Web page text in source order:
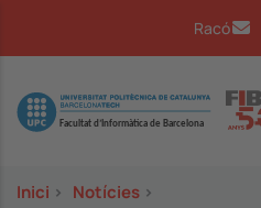
Racó
Image
Inici > Notícies >